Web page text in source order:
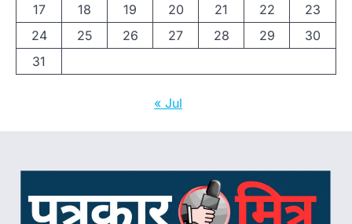
17
18 19 20 21 22
23
24
25 26 27 28 29
30
31
« Jul